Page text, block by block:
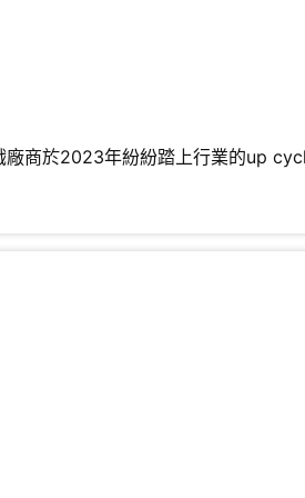
廠商於2023年紛紛踏上行業的up